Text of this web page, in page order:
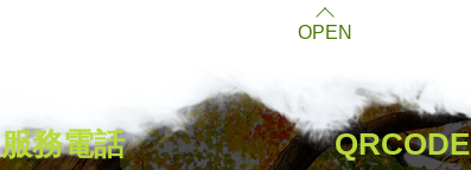
OPEN
服務電話 QRCODE